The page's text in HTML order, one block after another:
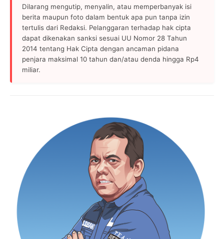
Dilarang mengutip, menyalin, atau memperbanyak isi
berita maupun foto dalam bentuk apa pun tanpa izin
tertulis dari Redaksi. Pelanggaran terhadap hak cipta
dapat dikenakan sanksi sesuai UU Nomor 28 Tahun
2014 tentang Hak Cipta dengan ancaman pidana
penjara maksimal 10 tahun dan/atau denda hingga Rp4
miliar.